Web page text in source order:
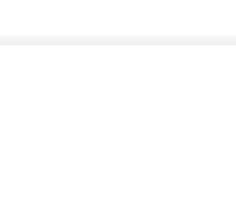
เลือกเข้าศึกษาหลักสูตรระดับ
สตร์ประยุกต์และวิทยาการคณนา